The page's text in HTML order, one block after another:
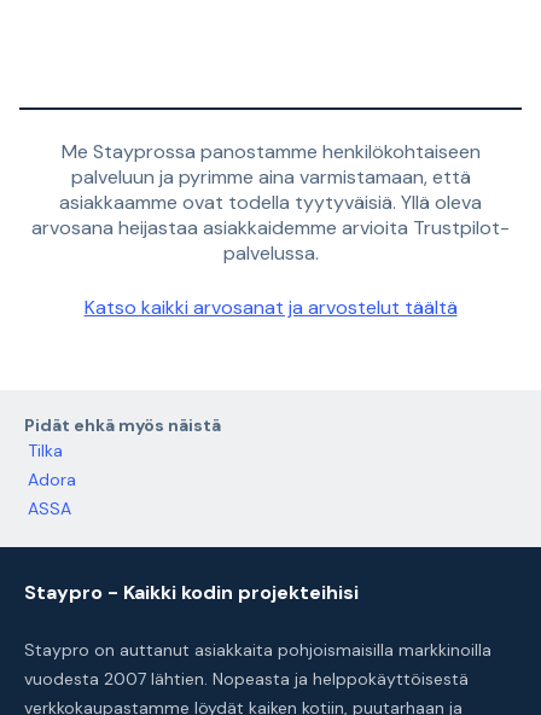
Me Stayprossa panostamme henkilökohtaiseen
palveluun ja pyrimme aina varmistamaan, että
asiakkaamme ovat todella tyytyväisiä. Yllä oleva
arvosana heijastaa asiakkaidemme arvioita Trustpilot-
palvelussa.
Katso kaikki arvosanat ja arvostelut täältä
Pidät ehkä myös näistä
Tilka
Adora
ASSA
Staypro - Kaikki kodin projekteihisi
Staypro on auttanut asiakkaita pohjoismaisilla markkinoilla
vuodesta 2007 lähtien. Nopeasta ja helppokäyttöisestä
verkkokaupastamme löydät kaiken kotiin, puutarhaan ja